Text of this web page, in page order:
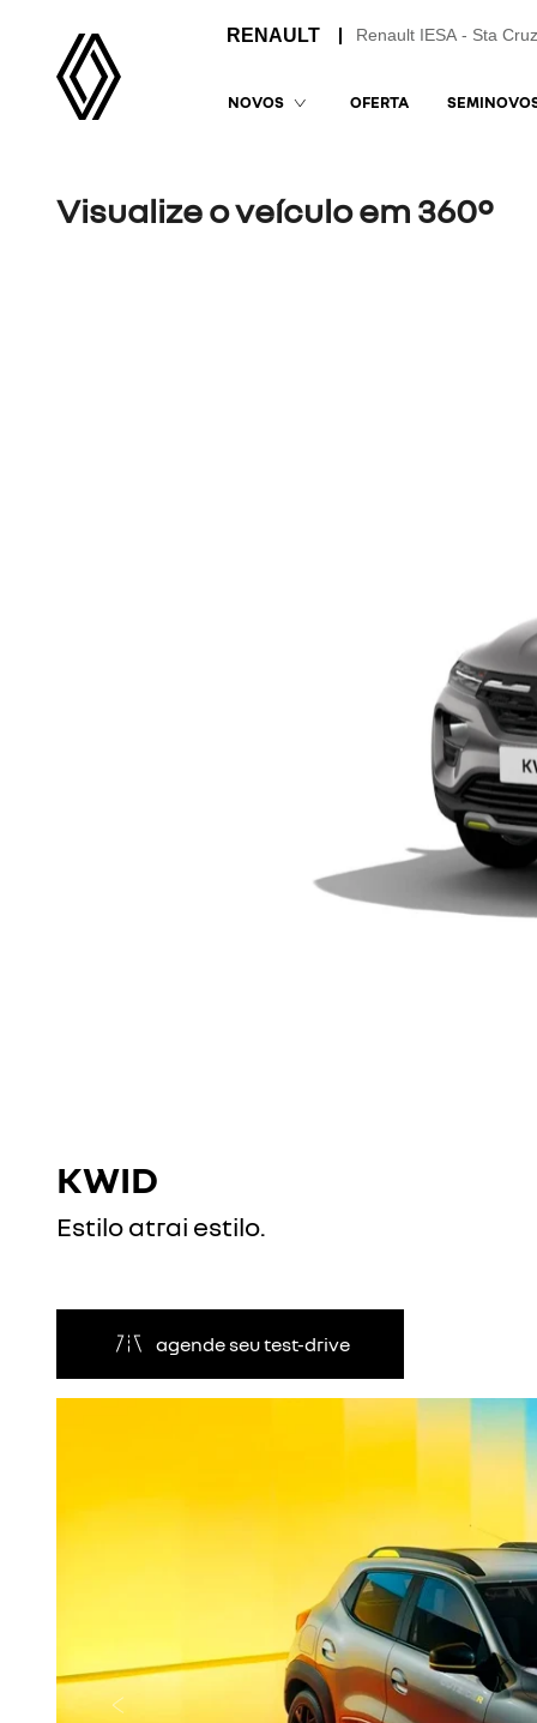
Renault IESA - Sta
NOVOS OFERTA
Visualize o veículo em 360°
KWID
Estilo atrai estilo.
agende seu test-drive
Anterior